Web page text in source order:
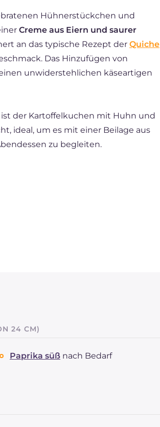
Hühnerstückchen und
Creme aus Eiern und saurer
an das typische Rezept der Quiche
Das Hinzufügen von
unwiderstehlichen käseartigen
ist der Kartoffelkuchen mit Huhn und
ideal, um es mit einer Beilage aus
zu begleiten.
24 CM)
Paprika süß nach Bedarf